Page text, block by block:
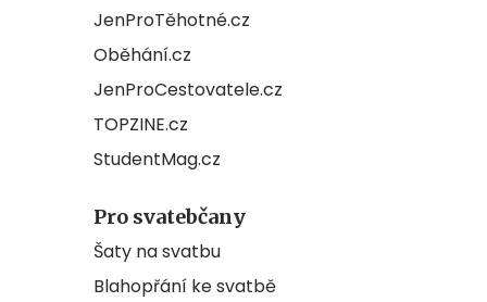
JenProTěhotné.cz
Oběhání.cz
JenProCestovatele.cz
TOPZINE.cz
StudentMag.cz
Pro svatebčany
Šaty na svatbu
Blahopřání ke svatbě